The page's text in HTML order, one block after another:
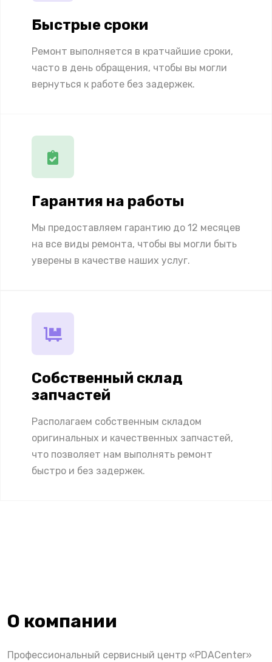
Быстрые сроки
Ремонт выполняется в кратчайшие сроки,
часто в день обращения, чтобы вы могли
вернуться к работе без задержек.
Гарантия на работы
Мы предоставляем гарантию до 12 месяцев
на все виды ремонта, чтобы вы могли быть
уверены в качестве наших услуг.
Собственный склад
запчастей
Располагаем собственным складом
оригинальных и качественных запчастей,
что позволяет нам выполнять ремонт
быстро и без задержек.
О компании
Профессиональный сервисный центр «PDACenter»